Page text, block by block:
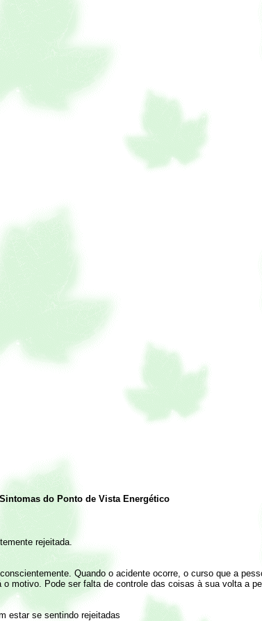
Sintomas do Ponto de Vista Energético
rejeitada.
Quando o acidente ocorre, o curso que a
motivo. Pode ser falta de controle das coisas à sua volta a
estar se sentindo rejeitadas